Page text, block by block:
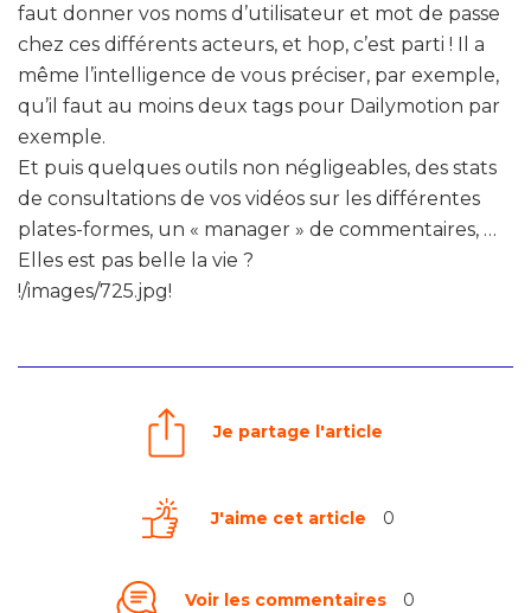
faut donner vos noms d’utilisateur et mot de passe
chez ces différents acteurs, et hop, c’est parti ! Il a
même l’intelligence de vous préciser, par exemple,
qu’il faut au moins deux tags pour Dailymotion par
exemple.
Et puis quelques outils non négligeables, des stats
de consultations de vos vidéos sur les différentes
plates-formes, un « manager » de commentaires, …
Elles est pas belle la vie ?
!/images/725.jpg!
Je partage l'article
J'aime cet article 0
Voir les commentaires 0